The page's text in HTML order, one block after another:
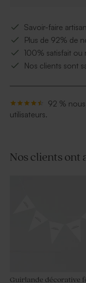
Savoir-faire
Plus de 92% de
100% satisfait ou
Nos clients sont
92 %
utilisateurs.
Nos clients ont
Guirlande décorative